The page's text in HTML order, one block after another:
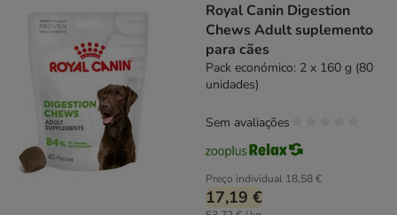
Royal Canin Digestion
Chews Adult suplemento
para cães
Pack económico: 2 x 160 g (80
unidades)
Preço individual 18,58 €
17,19 €
Sem avaliações